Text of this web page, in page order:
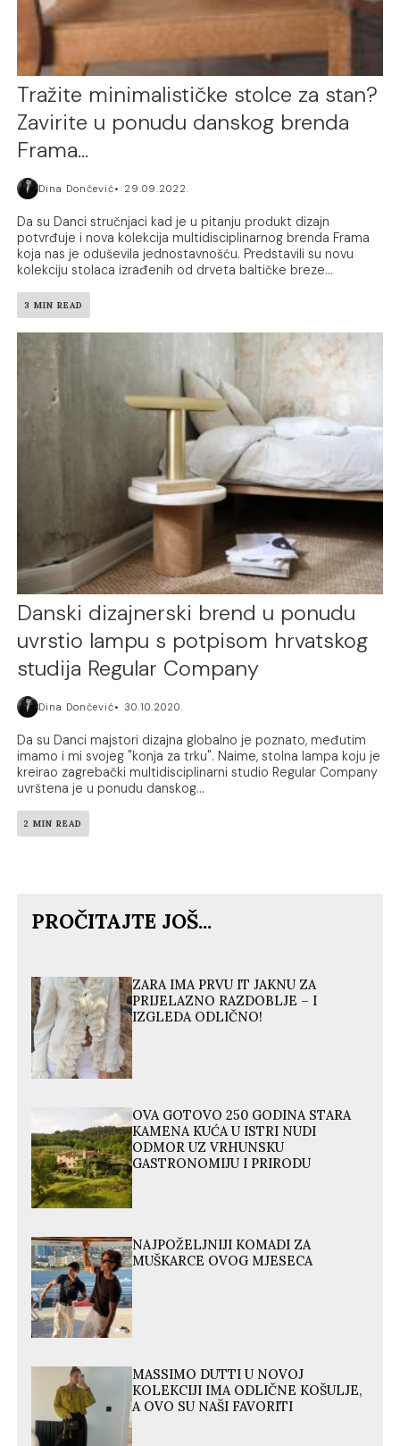
Tražite minimalističke stolce za stan?
Zavirite u ponudu danskog brenda
Frama…
Dina Dončević 29.09.2022.
Da su Danci stručnjaci kad je u pitanju produkt dizajn
potvrđuje i nova kolekcija multidisciplinarnog brenda Frama
koja nas je oduševila jednostavnošću. Predstavili su novu
kolekciju stolaca izrađenih od drveta baltičke breze...
3 MIN READ
Danski dizajnerski brend u ponudu
uvrstio lampu s potpisom hrvatskog
studija Regular Company
Dina Dončević 30.10.2020.
Da su Danci majstori dizajna globalno je poznato, međutim
imamo i mi svojeg "konja za trku". Naime, stolna lampa koju je
kreirao zagrebački multidisciplinarni studio Regular Company
uvrštena je u ponudu danskog...
2 MIN READ
PROČITAJTE JOŠ...
ZARA IMA PRVU IT JAKNU ZA
PRIJELAZNO RAZDOBLJE – I
IZGLEDA ODLIČNO!
OVA GOTOVO 250 GODINA STARA
KAMENA KUĆA U ISTRI NUDI
ODMOR UZ VRHUNSKU
GASTRONOMIJU I PRIRODU
NAJPOŽELJNIJI KOMADI ZA
MUŠKARCE OVOG MJESECA
MASSIMO DUTTI U NOVOJ
KOLEKCIJI IMA ODLIČNE KOŠULJE,
A OVO SU NAŠI FAVORITI